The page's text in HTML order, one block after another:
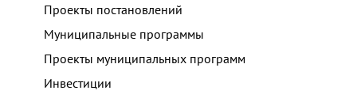
Проекты постановлений
Муниципальные программы
Проекты муниципальных программ
Инвестиции